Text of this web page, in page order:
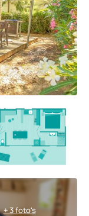
+ 3 foto's